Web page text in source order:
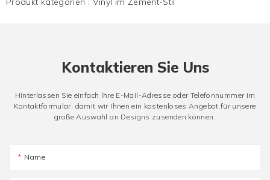
Kontaktieren Sie Uns
Hinterlassen Sie einfach Ihre E-Mail-Adresse oder Telefonnummer im
Kontaktformular, damit wir Ihnen ein kostenloses Angebot für unsere
große Auswahl an Designs zusenden können.
Name